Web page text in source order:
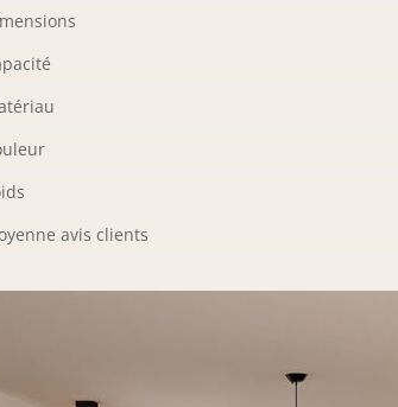
avis clients